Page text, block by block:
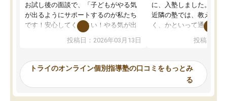
お試し後の面談で、「子どもがやる気
が出るようにサポートするのが私たち
です！安心してください！やる気が出
ってくださり、確かに！と考えて、思
ったんですが、学生の先生から学ぶこ
み、徐々に成績が上がったらいいなと
思っていました。何が今足りないのか
投稿日：2026年03月13日
に、入塾しました。田舎
近隣の塾では、教えても
く、かといって通うには
可能なので本当に助か
らないところをピンポイ
頂いて、とてもわかり
していました。一生を
スト、多少お金がかかっ
投稿日：
トライのオンライン個別指導塾の口コミをもっとみ
る